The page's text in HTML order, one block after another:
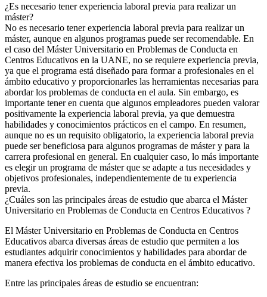
¿Es necesario tener experiencia laboral previa para realizar un
máster?
No es necesario tener experiencia laboral previa para realizar un
máster, aunque en algunos programas puede ser recomendable. En
el caso del Máster Universitario en Problemas de Conducta en
Centros Educativos en la UANE, no se requiere experiencia previa,
ya que el programa está diseñado para formar a profesionales en el
ámbito educativo y proporcionarles las herramientas necesarias para
abordar los problemas de conducta en el aula. Sin embargo, es
importante tener en cuenta que algunos empleadores pueden valorar
positivamente la experiencia laboral previa, ya que demuestra
habilidades y conocimientos prácticos en el campo. En resumen,
aunque no es un requisito obligatorio, la experiencia laboral previa
puede ser beneficiosa para algunos programas de máster y para la
carrera profesional en general. En cualquier caso, lo más importante
es elegir un programa de máster que se adapte a tus necesidades y
objetivos profesionales, independientemente de tu experiencia
previa.
¿Cuáles son las principales áreas de estudio que abarca el Máster
Universitario en Problemas de Conducta en Centros Educativos ?
El Máster Universitario en Problemas de Conducta en Centros
Educativos abarca diversas áreas de estudio que permiten a los
estudiantes adquirir conocimientos y habilidades para abordar de
manera efectiva los problemas de conducta en el ámbito educativo.
Entre las principales áreas de estudio se encuentran: